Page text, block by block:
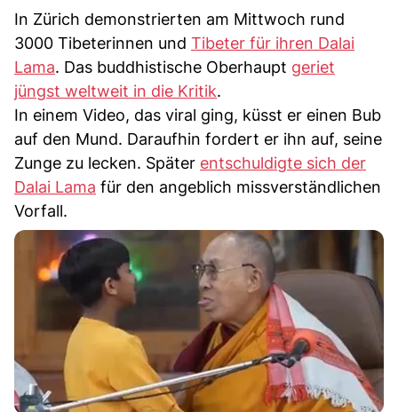
In Zürich demonstrierten am Mittwoch rund
3000 Tibeterinnen und Tibeter für ihren Dalai
Lama. Das buddhistische Oberhaupt geriet
jüngst weltweit in die Kritik.
In einem Video, das viral ging, küsst er einen Bub
auf den Mund. Daraufhin fordert er ihn auf, seine
Zunge zu lecken. Später entschuldigte sich der
Dalai Lama für den angeblich missverständlichen
Vorfall.